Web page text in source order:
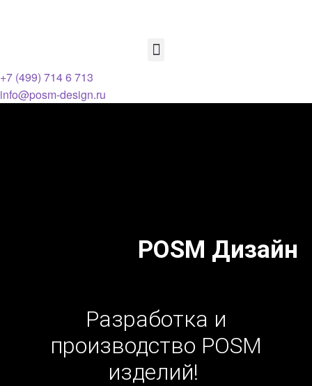
+7 (499) 714 6 713
info@posm-design.ru
POSM Дизайн
Разработка и
производство POSM
изделий!